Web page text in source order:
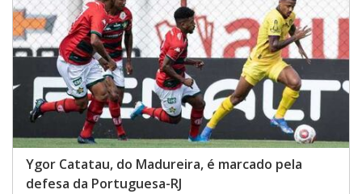
Ygor Catatau, do Madureira, é marcado pela
defesa da Portuguesa-RJ